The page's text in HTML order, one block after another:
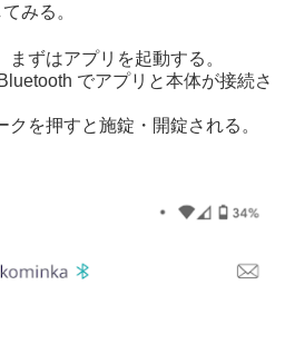
みる。
ずはアプリを起動する。
でアプリと本体が接続さ
を押すと施錠・開錠される。